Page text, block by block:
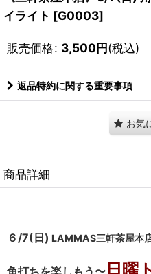
イライト [G0003]
販売価格: 3,500円(税込)
返品特約に関する重要事項
お気
商品詳細
６/7(日) LAMMAS三軒茶屋本
角打ちを楽しもう〜日曜